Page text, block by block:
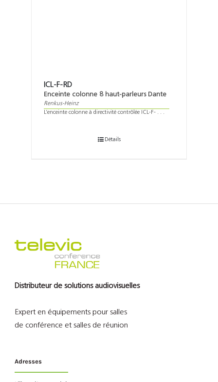
ICL-F-RD
Enceinte colonne 8 haut-parleurs Dante
Renkus-Heinz
L’enceinte colonne à directivité contrôlée ICL-F- . . .
Détails
Distributeur de solutions audiovisuelles
Expert en équipements pour salles
de conférence et salles de réunion
Adresses